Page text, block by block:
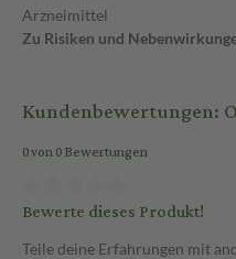
Arzneimittel
Zu Risiken und
Kundenbewertungen:
0 von 0 Bewertungen
Bewerte dieses Produkt!
Teile deine Erfahrungen mit